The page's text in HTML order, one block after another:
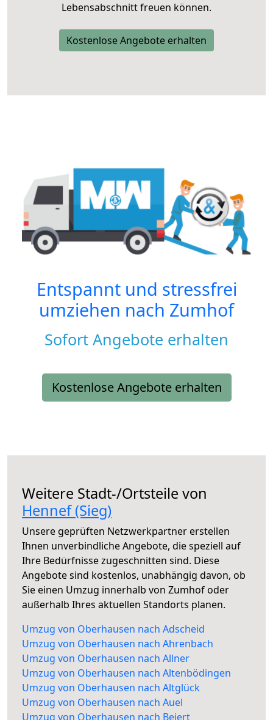
Lebensabschnitt freuen können.
Kostenlose Angebote erhalten
Entspannt und stressfrei
umziehen nach Zumhof
Sofort Angebote erhalten
Kostenlose Angebote erhalten
Weitere Stadt-/Ortsteile von
Hennef (Sieg)
Unsere geprüften Netzwerkpartner erstellen
Ihnen unverbindliche Angebote, die speziell auf
Ihre Bedürfnisse zugeschnitten sind. Diese
Angebote sind kostenlos, unabhängig davon, ob
Sie einen Umzug innerhalb von Zumhof oder
außerhalb Ihres aktuellen Standorts planen.
Umzug von Oberhausen nach Adscheid
Umzug von Oberhausen nach Ahrenbach
Umzug von Oberhausen nach Allner
Umzug von Oberhausen nach Altenbödingen
Umzug von Oberhausen nach Altglück
Umzug von Oberhausen nach Auel
Umzug von Oberhausen nach Beiert